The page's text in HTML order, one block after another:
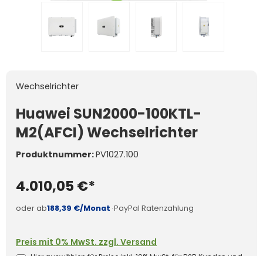
Wechselrichter
Huawei SUN2000-100KTL-
M2(AFCI) Wechselrichter
Produktnummer:PV1027.100
4.010,05 €*
oder ab188,39 €/Monat ·PayPal Ratenzahlung
Preis mit 0% MwSt. zzgl. Versand